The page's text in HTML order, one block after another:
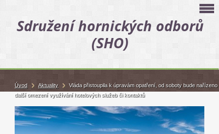
Sdružení hornických odborů
(SHO)
Úvod Aktuality
Vláda přistoupila k úpravám opatření, od soboty bude nařízeno
další omezení využívání hotelových služeb či kontaktů